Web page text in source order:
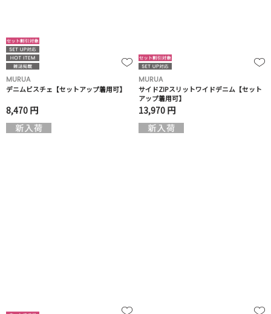
MURUA
デニムビスチェ【セットアップ着用可】
8,470 円
MURUA
サイドZIPスリットワイドデニム【セット
アップ着用可】
13,970 円